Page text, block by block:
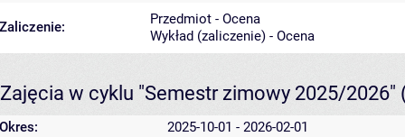
Zaliczenie:
Przedmiot - Ocena
Wykład (zaliczenie) - Ocena
Zajęcia w cyklu "Semestr zimowy 2025/2026"
Okres:
2025-10-01 - 2026-02-01